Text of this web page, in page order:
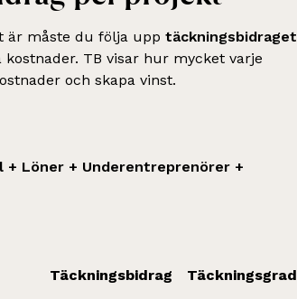
är måste du följa upptäckningsbidraget
TB visar hur mycket varje
och skapa vinst.
+ Löner + Underentreprenörer +
Täckningsbidrag Täckningsgrad